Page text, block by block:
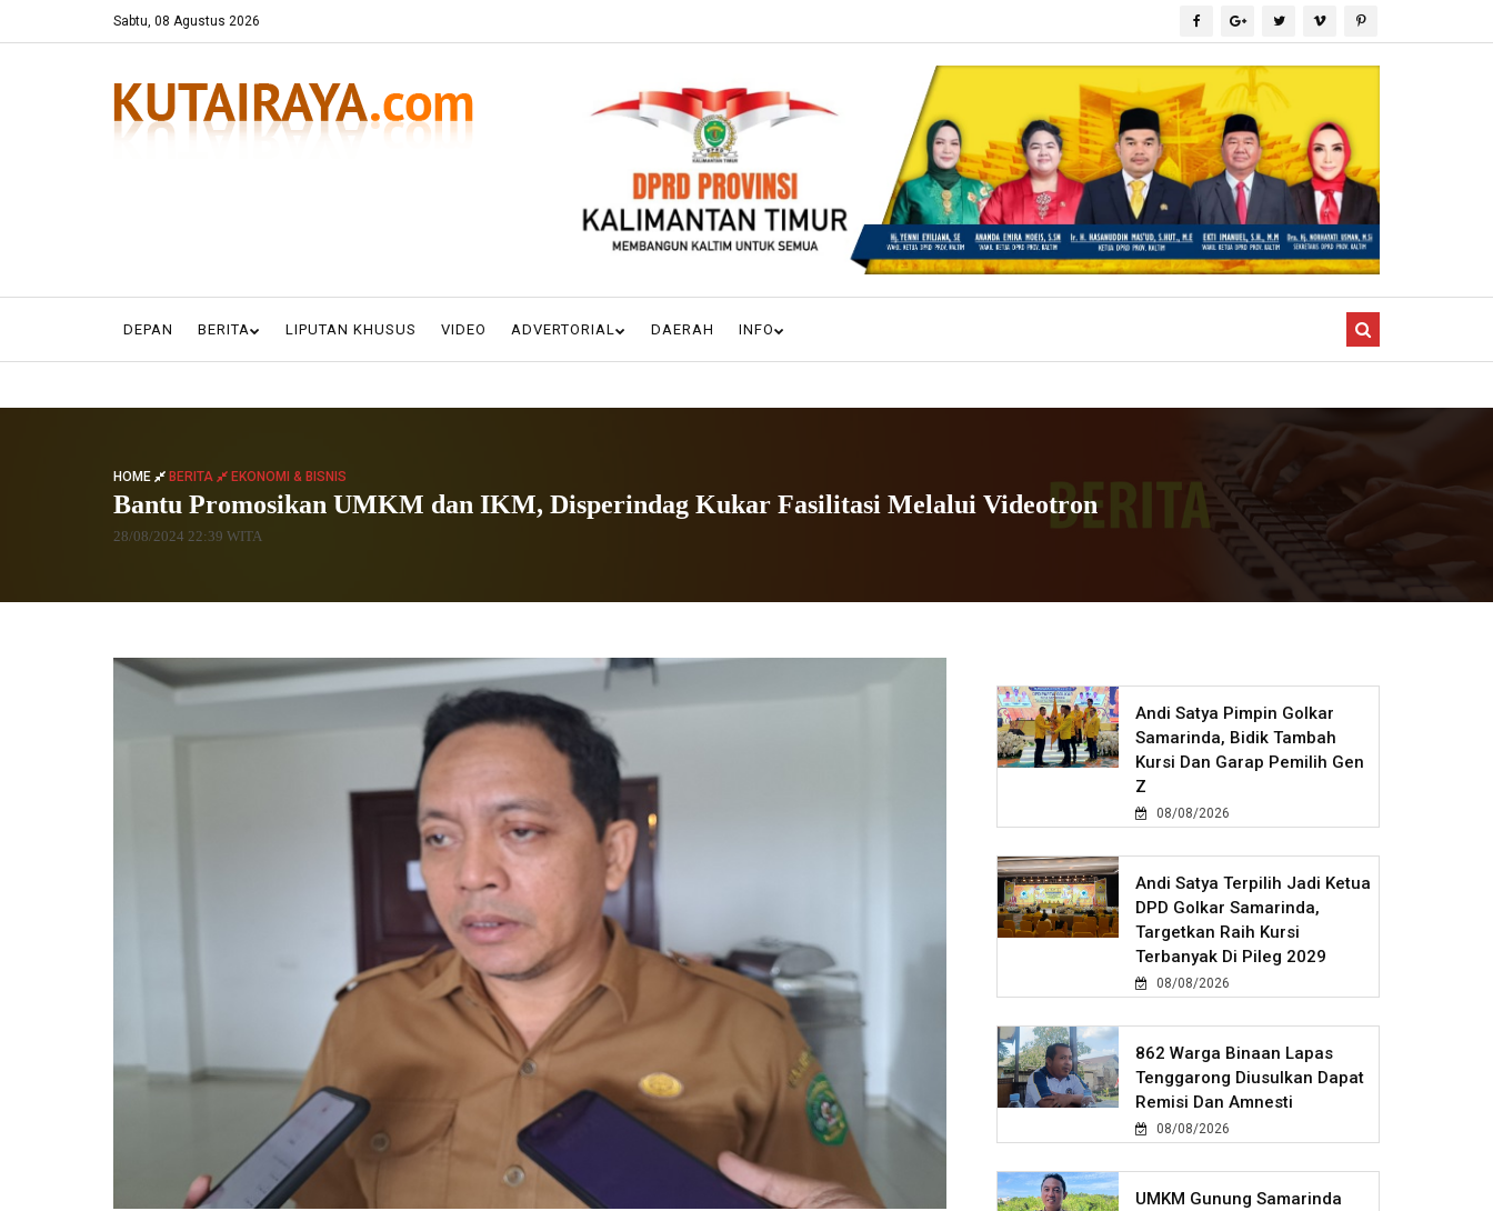
Sabtu, 08 Agustus 2026
DEPAN BERITA LIPUTAN KHUSUS VIDEO ADVERTORIAL DAERAH INFO
HOME BERITA EKONOMI & BISNIS
Bantu Promosikan UMKM dan IKM, Disperindag Kukar Fasilitasi Melalui Videotron
28/08/2024 22:39 WITA
Andi Satya Pimpin Golkar
Samarinda, Bidik Tambah
Kursi Dan Garap Pemilih Gen
Z
08/08/2026
Andi Satya Terpilih Jadi Ketua
DPD Golkar Samarinda,
Targetkan Raih Kursi
Terbanyak Di Pileg 2029
08/08/2026
862 Warga Binaan Lapas
Tenggarong Diusulkan Dapat
Remisi Dan Amnesti
08/08/2026
UMKM Gunung Samarinda